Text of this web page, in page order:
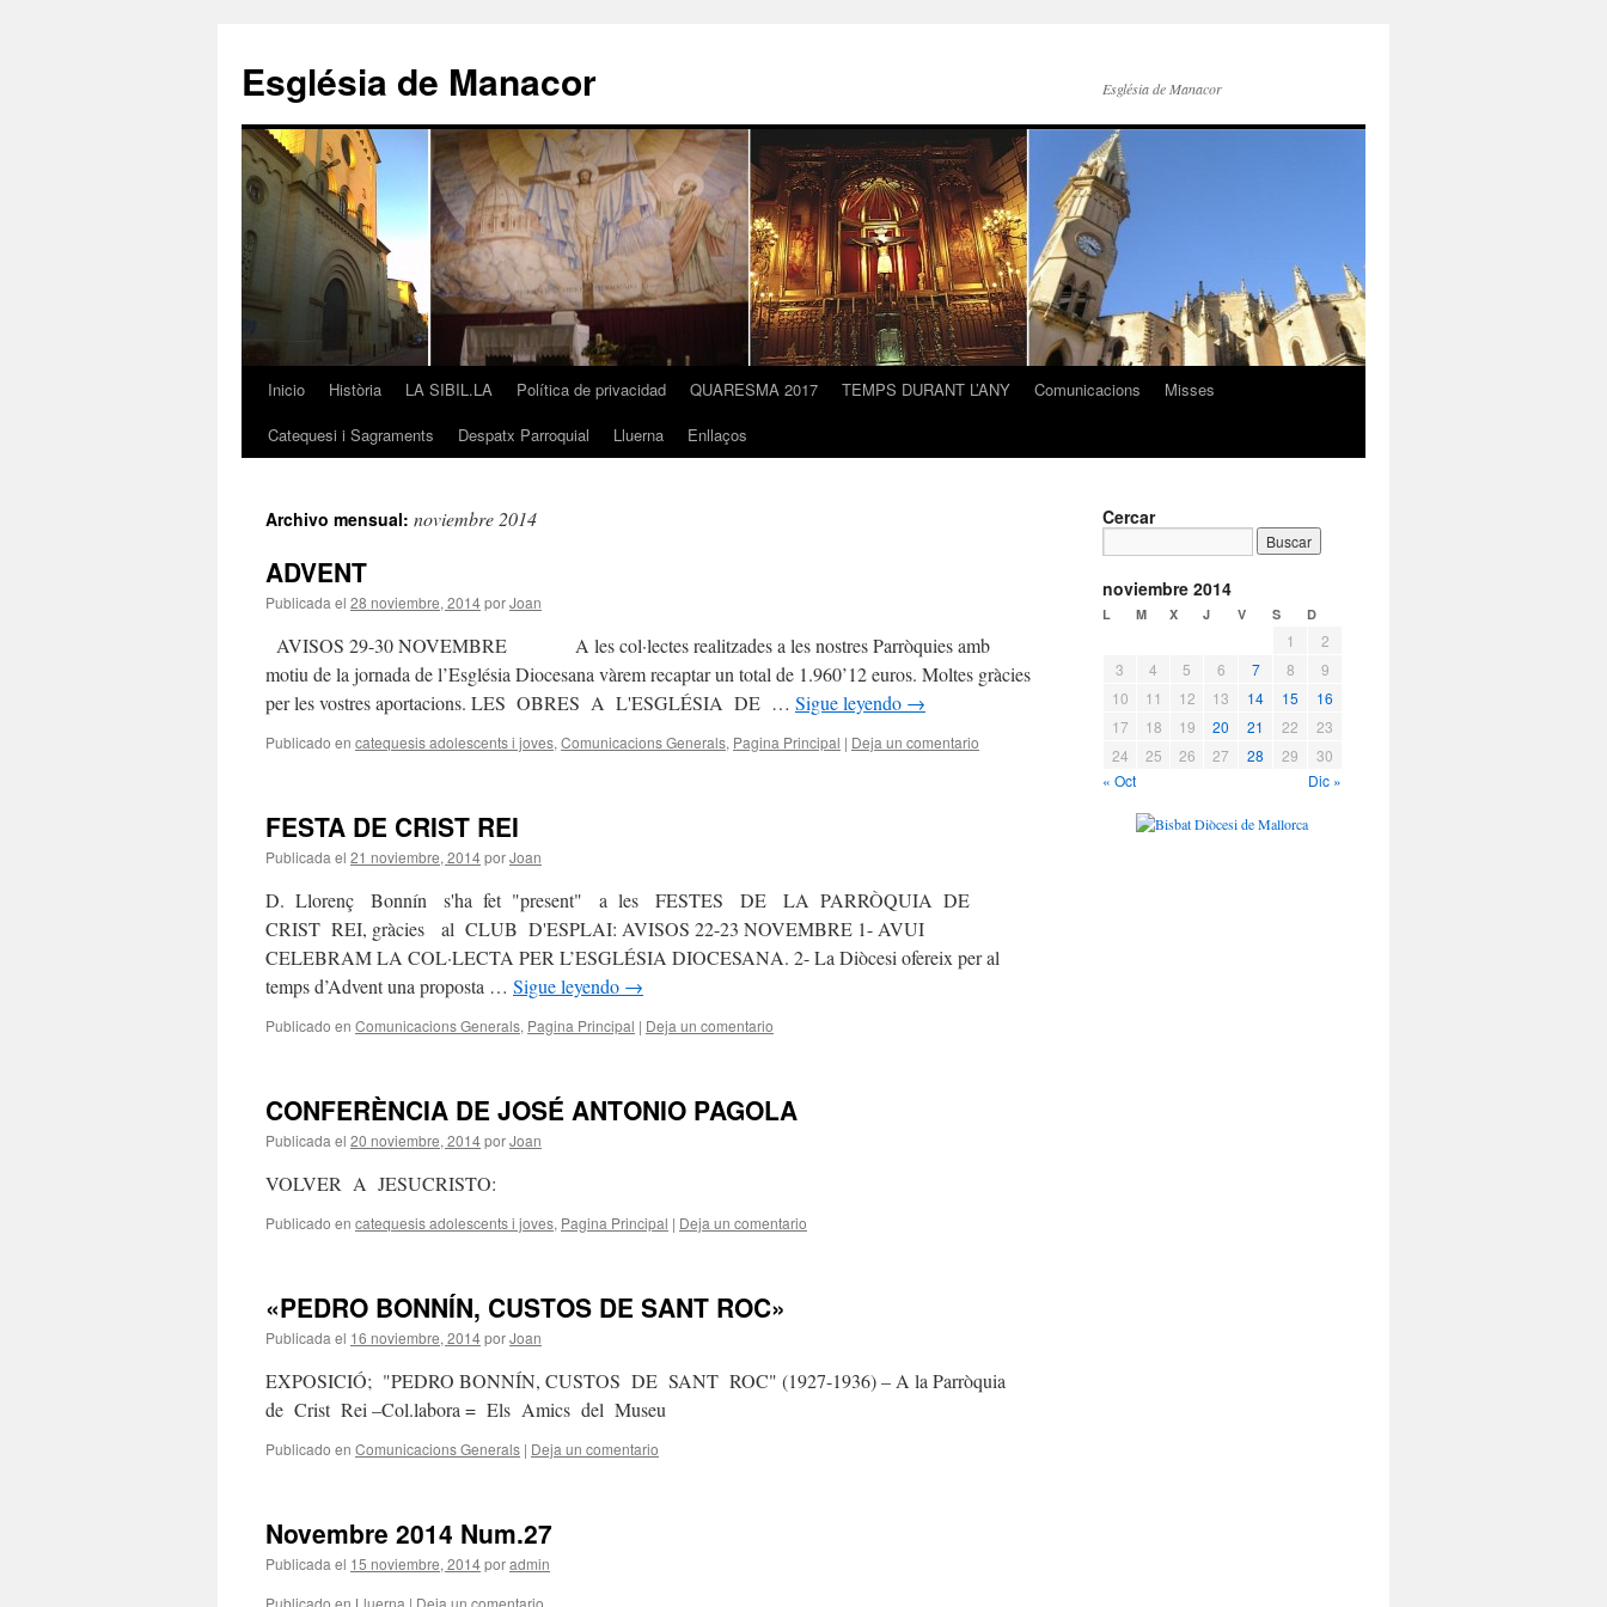
contenido
Església de Manacor Església de Manacor
Inicio Història LA SIBIL.LA Política de privacidad QUARESMA 2017 TEMPS DURANT L’ANY Comunicacions
Misses
Catequesi i Sagraments
Despatx Parroquial Lluerna Enllaços
Archivo mensual: noviembre 2014
ADVENT
Publicada el 28 noviembre, 2014porJoan
AVISOS 29-30 NOVEMBRE A les col·lectes realitzades a les nostres Parròquies amb
motiu de la jornada de l’Església Diocesana vàrem recaptar un total de 1.960’12 euros. Moltes gràcies
per les vostres aportacions. LES OBRES A L'ESGLÉSIA DE … Sigue leyendo →
Publicado en catequesis adolescents i joves, Comunicacions Generals, Pagina Principal | Deja un comentario
FESTA DE CRIST REI
Publicada el 21 noviembre, 2014porJoan
D. Llorenç Bonnín s'ha fet "present" a les FESTES DE LA PARRÒQUIA DE
CRIST REI, gràcies al CLUB D'ESPLAI: AVISOS 22-23 NOVEMBRE 1- AVUI
CELEBRAM LA COL·LECTA PER L’ESGLÉSIA DIOCESANA. 2- La Diòcesi ofereix per al
temps d’Advent una proposta … Sigue leyendo →
Publicado en Comunicacions Generals, Pagina Principal | Deja un comentario
CONFERÈNCIA DE JOSÉ ANTONIO PAGOLA
Publicada el 20 noviembre, 2014porJoan
VOLVER A JESUCRISTO:
Publicado en catequesis adolescents i joves, Pagina Principal | Deja un comentario
«PEDRO BONNÍN, CUSTOS DE SANT ROC»
Publicada el 16 noviembre, 2014porJoan
EXPOSICIÓ; "PEDRO BONNÍN, CUSTOS DE SANT ROC" (1927-1936) – A la Parròquia
de Crist Rei –Col.labora = Els Amics del Museu
Publicado en Comunicacions Generals | Deja un comentario
Novembre 2014 Num.27
Publicada el 15 noviembre, 2014poradmin
Publicado en Lluerna | Deja un comentario
Cercar
noviembre 2014
L M X J V S D
1
2
3
4 5 6 7 8
9
10
11 12 13 14 15
16
17
18 19 20 21 22
23
24
25 26 27 28 29
30
« Oct
Dic »